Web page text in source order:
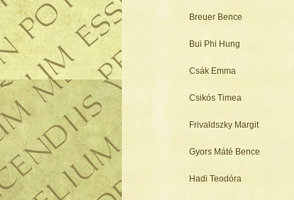
Breuer Bence
Bui Phi Hung
Csák Emma
Csikós Timea
Frivaldszky Margit
Gyors Máté Bence
Hadi Teodóra